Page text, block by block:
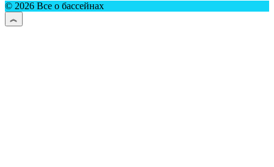
© 2026 Все о бассейнах